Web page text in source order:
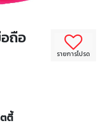
รายการโปรด
ถือ
ตี้